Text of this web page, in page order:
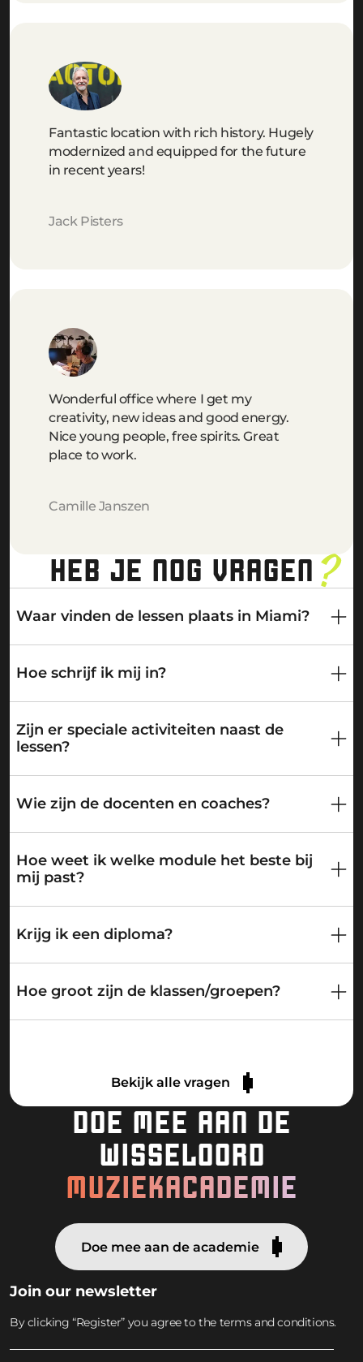
Fantastic location with rich history. Hugely
modernized and equipped for the future
in recent years!
Jack Pisters
Wonderful office where I get my
creativity, new ideas and good energy.
Nice young people, free spirits. Great
place to work.
Camille Janszen
HEB JE NOG VRAGEN
Waar vinden de lessen plaats in Miami?
Hoe schrijf ik mij in?
Zijn er speciale activiteiten naast de
lessen?
Wie zijn de docenten en coaches?
Hoe weet ik welke module het beste bij
mij past?
Krijg ik een diploma?
Hoe groot zijn de klassen/groepen?
Bekijk alle vragen
DOE MEE AAN DE
WISSELOORD
MUZIEKACADEMIE
Doe mee aan de academie
Join our newsletter
By clicking “Register” you agree to the terms and conditions.